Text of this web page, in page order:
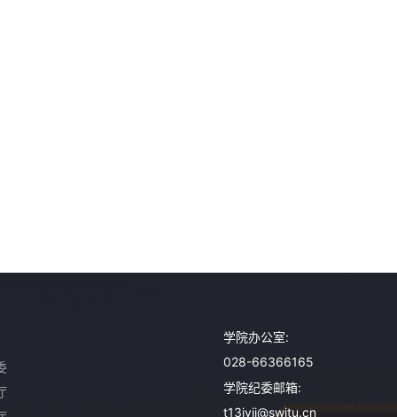
学院办公室:
028-66366165
学院纪委邮箱:
t13jyjj@swjtu.cn